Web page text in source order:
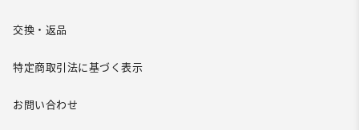
交換・返品
特定商取引法に基づく表示
お問い合わせ